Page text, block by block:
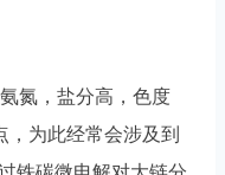
氮，盐分高，色度
，为此经常会涉及到